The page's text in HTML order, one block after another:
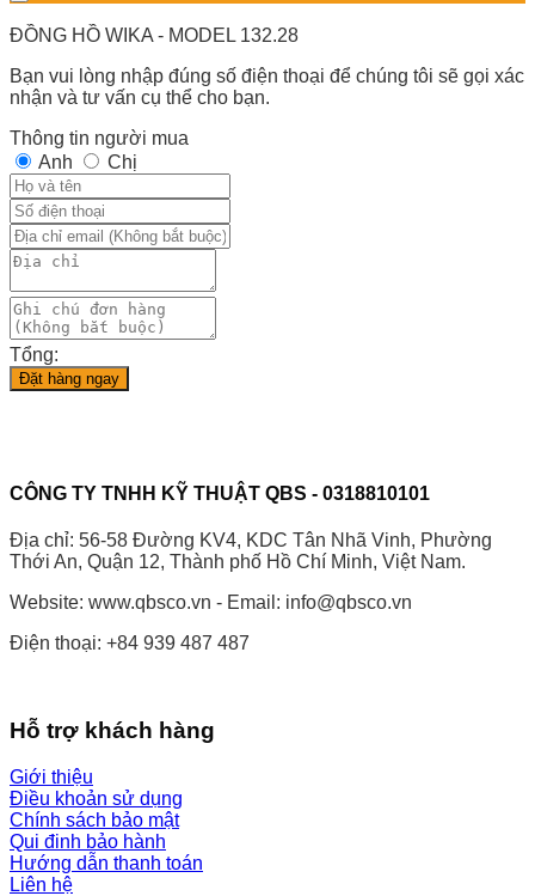
ĐỒNG HỒ WIKA - MODEL 132.28
Bạn vui lòng nhập đúng số điện thoại để chúng tôi sẽ gọi xác
nhận và tư vấn cụ thể cho bạn.
Thông tin người mua
Anh
Chị
Tổng:
Đặt hàng ngay
CÔNG TY TNHH KỸ THUẬT QBS - 0318810101
Địa chỉ: 56-58 Đường KV4, KDC Tân Nhã Vinh, Phường
Thới An, Quận 12, Thành phố Hồ Chí Minh, Việt Nam.
Website: www.qbsco.vn - Email: info@qbsco.vn
Điện thoại: +84 939 487 487
Hỗ trợ khách hàng
Giới thiệu
Điều khoản sử dụng
Chính sách bảo mật
Qui đinh bảo hành
Hướng dẫn thanh toán
Liên hệ